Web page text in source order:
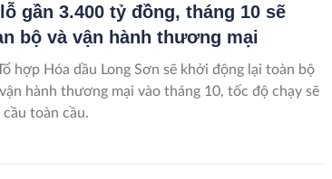
gần 3.400 tỷ đồng, tháng 10 sẽ
bộ và vận hành thương mại
hợp Hóa dầu Long Sơn sẽ khởi động lại toàn bộ
hành thương mại vào tháng 10, tốc độ chạy sẽ
toàn cầu.